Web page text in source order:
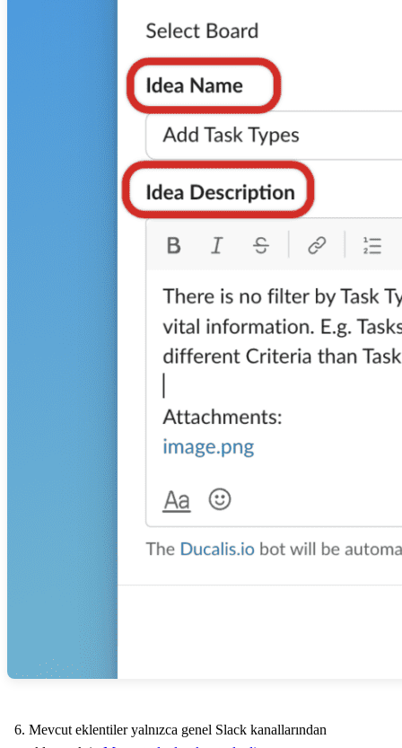
Mevcut eklentiler yalnızca genel Slack kanallarından